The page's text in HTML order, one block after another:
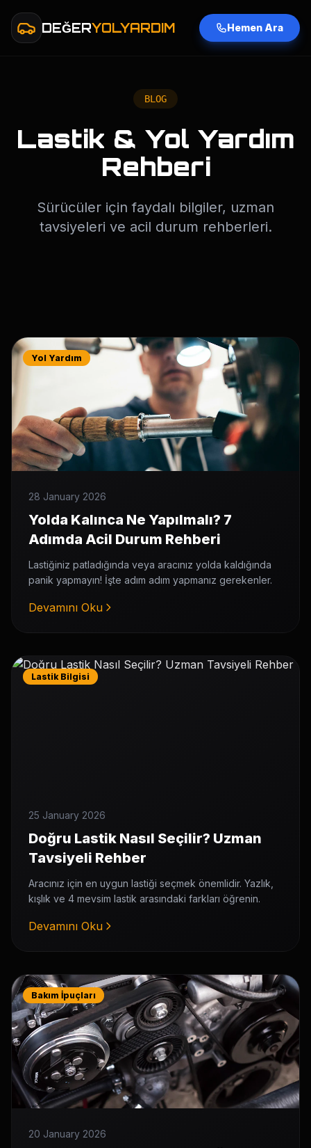
DEĞERYOLYARDIM Hemen Ara
BLOG
Lastik & Yol Yardım
Rehberi
Sürücüler için faydalı bilgiler, uzman
tavsiyeleri ve acil durum rehberleri.
Yol Yardım
28 January 2026
Yolda Kalınca Ne Yapılmalı? 7
Adımda Acil Durum Rehberi
Lastiğiniz patladığında veya aracınız yolda kaldığında
panik yapmayın! İşte adım adım yapmanız gerekenler.
Devamını Oku
Lastik Bilgisi
25 January 2026
Doğru Lastik Nasıl Seçilir? Uzman
Tavsiyeli Rehber
Aracınız için en uygun lastiği seçmek önemlidir. Yazlık,
kışlık ve 4 mevsim lastik arasındaki farkları öğrenin.
Devamını Oku
Bakım İpuçları
20 January 2026